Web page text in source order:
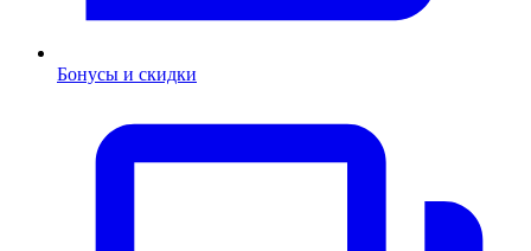
Бонусы и скидки